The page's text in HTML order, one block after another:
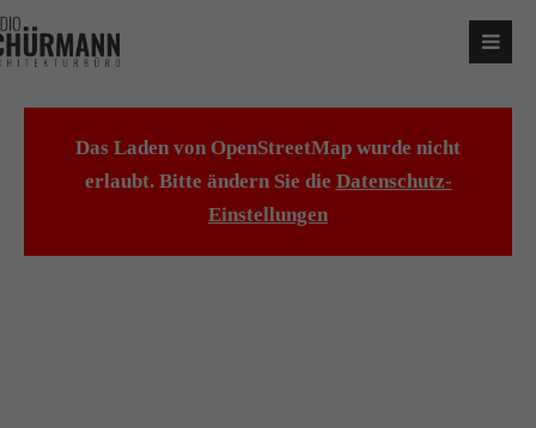
Das Laden von OpenStreetMap wurde nicht
erlaubt. Bitte ändern Sie die Datenschutz-
Einstellungen